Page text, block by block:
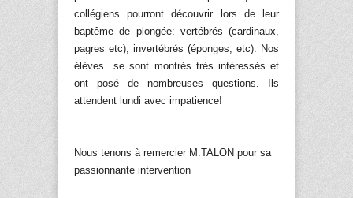
collégiens pourront découvrir lors de leur
baptême de plongée: vertébrés (cardinaux,
pagres etc), invertébrés (éponges, etc). Nos
élèves se sont montrés très intéressés et
ont posé de nombreuses questions. Ils
attendent lundi avec impatience!
Nous tenons à remercier M.TALON pour sa
passionnante intervention